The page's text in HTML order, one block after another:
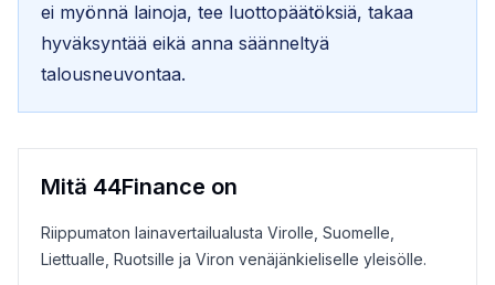
ei myönnä lainoja, tee luottopäätöksiä, takaa
hyväksyntää eikä anna säänneltyä
talousneuvontaa.
Mitä 44Finance on
Riippumaton lainavertailualusta Virolle, Suomelle,
Liettualle, Ruotsille ja Viron venäjänkieliselle yleisölle.